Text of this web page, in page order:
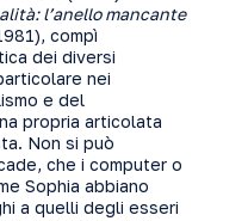
l’anello mancante
compì
dei diversi
nei
e del
propria articolata
Non si può
che i computer o
Sophia abbiano
a quelli degli esseri